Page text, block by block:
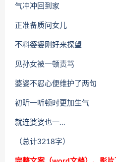
气冲冲回到家
正准备质问女儿
不料婆婆刚好来探望
见孙女被一顿责骂
婆婆不忍心便维护了两句
初昕一听顿时更加生气
就连婆婆也一...
（总计3218字）